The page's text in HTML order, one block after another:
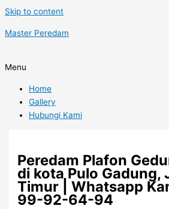
Skip to content
Master Peredam
Menu
Home
Gallery
Hubungi Kami
Peredam Plafon
di kota Pulo Gadung,
Timur | Whatsapp
99-92-64-94